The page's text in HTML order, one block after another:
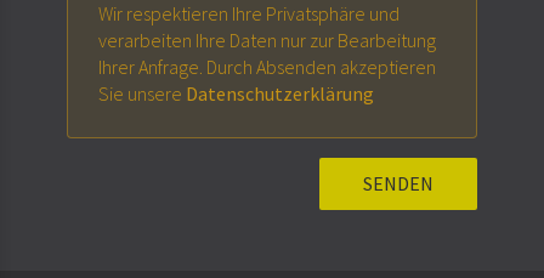
Wir respektieren Ihre Privatsphäre und
verarbeiten Ihre Daten nur zur Bearbeitung
Ihrer Anfrage. Durch Absenden akzeptieren
Sie unsere Datenschutzerklärung